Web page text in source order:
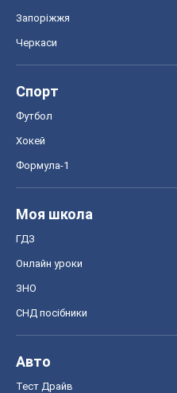
Запоріжжя
Черкаси
Спорт
Футбол
Хокей
Формула-1
Моя школа
ГДЗ
Онлайн уроки
ЗНО
СНД посібники
Авто
Тест Драйв